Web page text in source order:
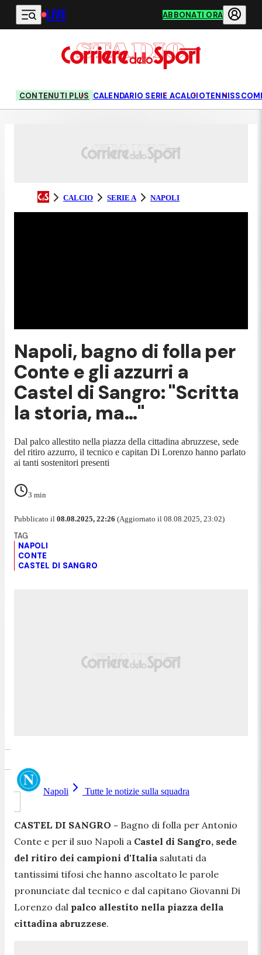
Vai al contenuto principale
LIVE ABBONATI ORA
CONTENUTI PLUS CALENDARIO SERIE ACALCIOTENNIS
CALCIO SERIE A NAPOLI
Napoli, bagno di folla per
Conte e gli azzurri a
Castel di Sangro: "Scritta
la storia, ma..."
Dal palco allestito nella piazza della cittadina abruzzese, sede
del ritiro azzurro, il tecnico e capitan Di Lorenzo hanno parlato
ai tanti sostenitori presenti
3 min
Pubblicato il 08.08.2025, 22:26 (Aggiornato il 08.08.2025, 23:02)
NAPOLI
CONTE
CASTEL DI SANGRO
Napoli Tutte le notizie sulla squadra
CASTEL DI SANGRO - Bagno di folla per Antonio
Conte e per il suo Napoli a Castel di Sangro, sede
del ritiro dei campioni d'Italia salutati da
tantissimi tifosi che hanno ascoltato le parole
pronunciate dal tecnico e dal capitano Giovanni Di
Lorenzo dal palco allestito nella piazza della
cittadina abruzzese.